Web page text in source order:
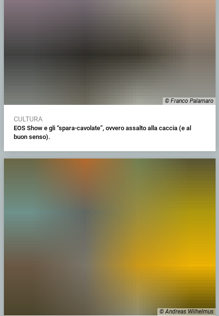
© Franco Palamaro
CULTURA
EOS Show e gli “spara-cavolate”, ovvero assalto alla caccia (e al
buon senso).
© Andreas Wilhelmus